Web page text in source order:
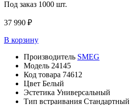
Под заказ 1000 шт.
37 990 ₽
В корзину
Производитель SMEG
Модель 24145
Код товара 74612
Цвет Белый
Эстетика Универсальный
Тип встраивания Стандартный